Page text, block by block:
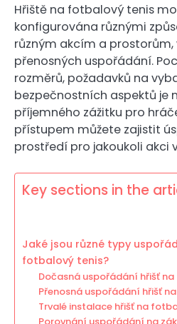
Hřiště na fotbalový tenis
konfigurována různými
různým akcím a
přenosných uspořádání.
rozměrů, požadavků na
bezpečnostních aspektů je
příjemného zážitku pro
přístupem můžete zajistit
prostředí pro jakoukoli akci
Key sections in the
Jaké jsou různé typy
fotbalový tenis?
Dočasná uspořádání hřišť
Přenosná uspořádání hřišť
Trvalé instalace hřišť na